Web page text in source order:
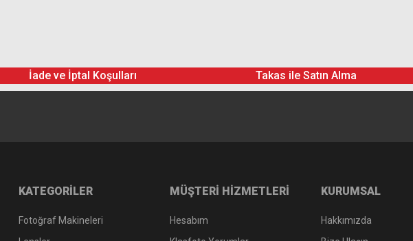
İade ve İptal Koşulları Takas ile Satın Alma
KATEGORİLER
Fotoğraf Makineleri
MÜŞTERİ HİZMETLERİ
Hesabım
KURUMSAL
Hakkımızda